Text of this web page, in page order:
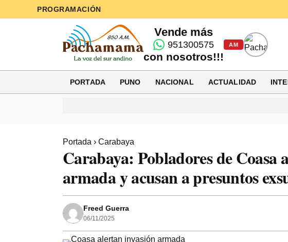
PROGRAMACIÓN
Vende más
951300575
con nosotros!!!
AM
PORTADA PUNO NACIONAL ACTUALIDAD
Portada › Carabaya
Carabaya: Pobladores de Coasa
armada y acusan a presuntos
Freed Guerra
06/11/2025